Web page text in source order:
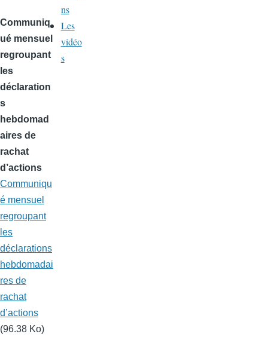
Communiq
ué mensuel
regroupant
les
déclaration
s
hebdomad
aires de
rachat
d’actions
Communiqu
é mensuel
regroupant
les
déclarations
hebdomadai
res de
rachat
d’actions
(96.38 Ko)
ns
Les
vidéo
s